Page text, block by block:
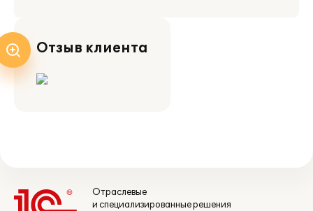
Отзыв клиента
Отраслевые
и специализированные решения